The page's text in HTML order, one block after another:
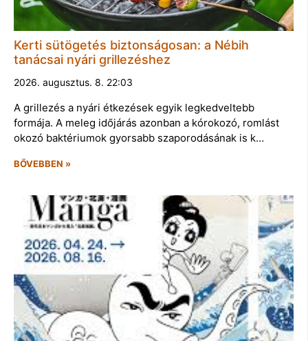
Kerti sütögetés biztonságosan: a Nébih
tanácsai nyári grillezéshez
2026. augusztus. 8. 22:03
A grillezés a nyári étkezések egyik legkedveltebb
formája. A meleg időjárás azonban a kórokozó, romlást
okozó baktériumok gyorsabb szaporodásának is k…
BŐVEBBEN »